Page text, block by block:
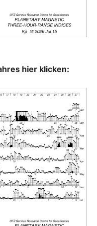
hier klicken: